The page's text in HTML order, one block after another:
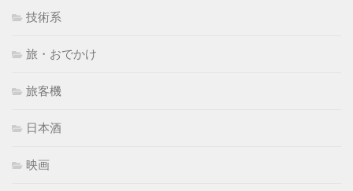
技術系
旅・おでかけ
旅客機
日本酒
映画